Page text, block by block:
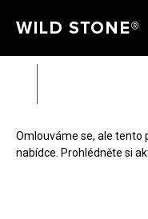
Omlouváme se, ale
nabídce. Prohlédněte si